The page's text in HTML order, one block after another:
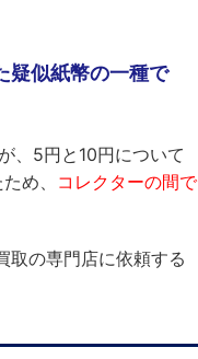
疑似紙幣の一種で
、5円と10円について
め、 コレクターの間で
取の専門店に依頼する